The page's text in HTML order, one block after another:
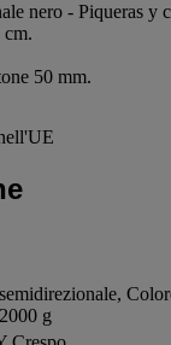
nero - Piqueras y
cm.
50 mm.
g